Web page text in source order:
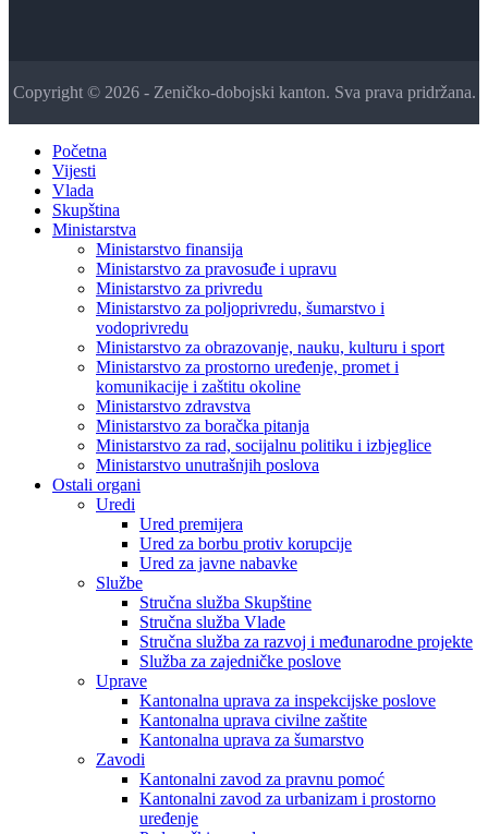
Copyright © 2026 - Zeničko-dobojski kanton. Sva prava pridržana.
Početna
Vijesti
Vlada
Skupština
Ministarstva
Ministarstvo finansija
Ministarstvo za pravosuđe i upravu
Ministarstvo za privredu
Ministarstvo za poljoprivredu, šumarstvo i
vodoprivredu
Ministarstvo za obrazovanje, nauku, kulturu i sport
Ministarstvo za prostorno uređenje, promet i
komunikacije i zaštitu okoline
Ministarstvo zdravstva
Ministarstvo za boračka pitanja
Ministarstvo za rad, socijalnu politiku i izbjeglice
Ministarstvo unutrašnjih poslova
Ostali organi
Uredi
Ured premijera
Ured za borbu protiv korupcije
Ured za javne nabavke
Službe
Stručna služba Skupštine
Stručna služba Vlade
Stručna služba za razvoj i međunarodne projekte
Služba za zajedničke poslove
Uprave
Kantonalna uprava za inspekcijske poslove
Kantonalna uprava civilne zaštite
Kantonalna uprava za šumarstvo
Zavodi
Kantonalni zavod za pravnu pomoć
Kantonalni zavod za urbanizam i prostorno
uređenje